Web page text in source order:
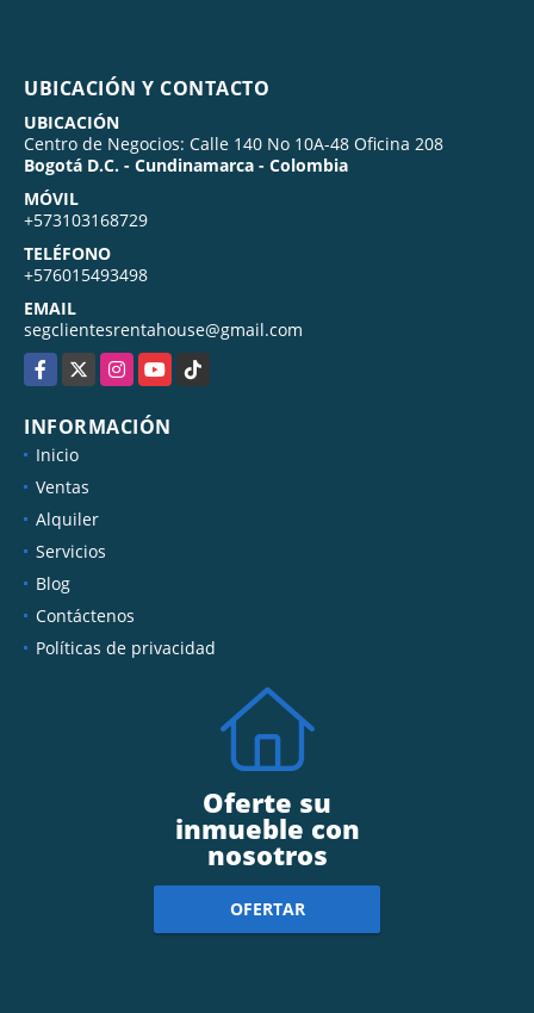
UBICACIÓN Y CONTACTO
UBICACIÓN
Centro de Negocios: Calle 140 No 10A-48 Oficina 208
Bogotá D.C. - Cundinamarca - Colombia
MÓVIL
+573103168729
TELÉFONO
+576015493498
EMAIL
segclientesrentahouse@gmail.com
Facebook
X InstagramYouTubeTikTok
INFORMACIÓN
Inicio
Ventas
Alquiler
Servicios
Blog
Contáctenos
Políticas de privacidad
Oferte su
inmueble con
nosotros
OFERTAR